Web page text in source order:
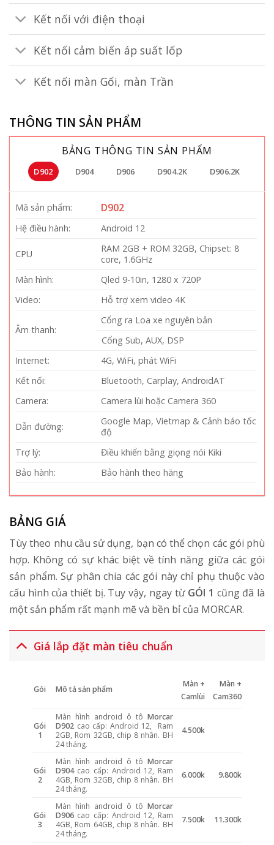
Kết nối với điện thoại
Kết nối cảm biến áp suất lốp
Kết nối màn Gối, màn Trần
THÔNG TIN SẢN PHẨM
BẢNG THÔNG TIN SẢN PHẨM
D902 D904 D906 D904.2K D906.2K
Mã sản phẩm: D902
Hệ điều hành: Android 12
CPU
RAM 2GB + ROM 32GB, Chipset: 8
core, 1.6GHz
Màn hình:
Qled 9-10in, 1280 x 720P
Video:
Hỗ trợ xem video 4K
Âm thanh:
Cổng ra Loa xe nguyên bản
Cổng Sub, AUX, DSP
Internet:
4G, WiFi, phát WiFi
Kết nối:
Bluetooth, Carplay, AndroidAT
Camera:
Camera lùi hoặc Camera 360
Dẫn đường:
Google Map, Vietmap & Cảnh báo tốc
độ
Trợ lý:
Điều khiển bằng giọng nói Kiki
Bảo hành:
Bảo hành theo hãng
BẢNG GIÁ
Tùy theo nhu cầu sử dụng, bạn có thể chọn các gói phù
hợp. Không có sự khác biệt về tính năng giữa các gói
sản phẩm. Sự phân chia các gói này chỉ phụ thuộc vào
cấu hình của thiết bị. Tuy vậy, ngay từ GÓI 1 cũng đã là
một sản phẩm rất mạnh mẽ và bền bỉ của MORCAR.
Giá lắp đặt màn tiêu chuẩn
Gói Mô tả sản phẩm
Màn +
Camlùi
Màn +
Cam360
Gói
1
Màn hình android ô tô Morcar
D902cao cấp: Android 12, Ram
2GB, Rom 32GB, chip 8 nhân. BH
24 tháng.
4.500k
Gói
2
Màn hình android ô tô Morcar
D904cao cấp: Android 12, Ram
4GB, Rom 32GB, chip 8 nhân. BH
24 tháng.
6.000k 9.800k
Gói
3
Màn hình android ô tô Morcar
D906cao cấp: Android 12, Ram
4GB, Rom 64GB, chip 8 nhân. BH
24 tháng.
7.500k 11.300k